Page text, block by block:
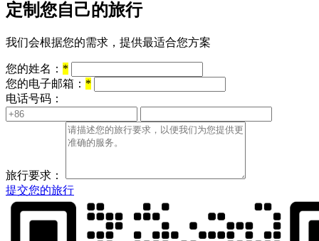
定制您自己的旅行
我们会根据您的需求，提供最适合您方案
您的姓名： *
您的电子邮箱： *
电话号码：
旅行要求：
提交您的旅行